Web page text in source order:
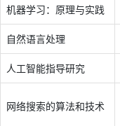
机器学习：原理与实践
自然语言处理
人工智能指导研究
网络搜索的算法和技术